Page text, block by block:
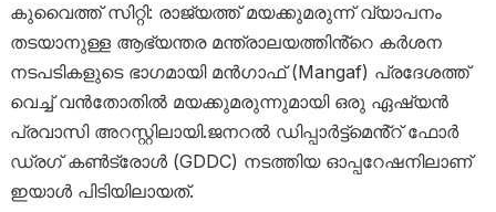
കുവൈത്ത് സിറ്റി: രാജ്യത്ത് മയക്കുമരുന്ന് വ്യാപനം
തടയാനുള്ള ആഭ്യന്തര മന്ത്രാലയത്തിൻ്റെ കർശന
നടപടികളുടെ ഭാഗമായി മൻഗാഫ് (Mangaf) പ്രദേശത്ത്
വെച്ച് വൻതോതിൽ മയക്കുമരുന്നുമായി ഒരു ഏഷ്യൻ
പ്രവാസി അറസ്റ്റിലായി.ജനറൽ ഡിപ്പാർട്ട്‌മെൻ്റ് ഫോർ
ഡ്രഗ് കൺട്രോൾ (GDDC) നടത്തിയ ഓപ്പറേഷനിലാണ്
ഇയാൾ പിടിയിലായത്.